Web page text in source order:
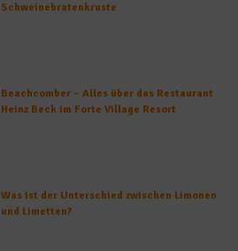
Schweinebratenkruste
Beachcomber – Alles über das Restaurant
Heinz Beck im Forte Village Resort
Was ist der Unterschied zwischen Limonen
und Limetten?